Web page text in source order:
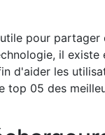
pour
il
d'aider les
05 des